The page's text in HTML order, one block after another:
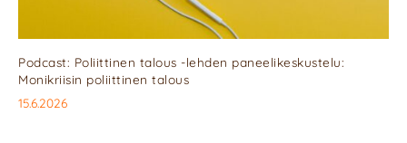
Podcast: Poliittinen talous -lehden paneelikeskustelu:
Monikriisin poliittinen talous
15.6.2026